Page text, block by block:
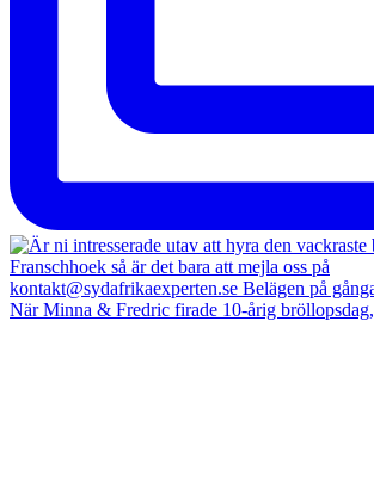
När Minna & Fredric firade 10-årig bröllopsdag,